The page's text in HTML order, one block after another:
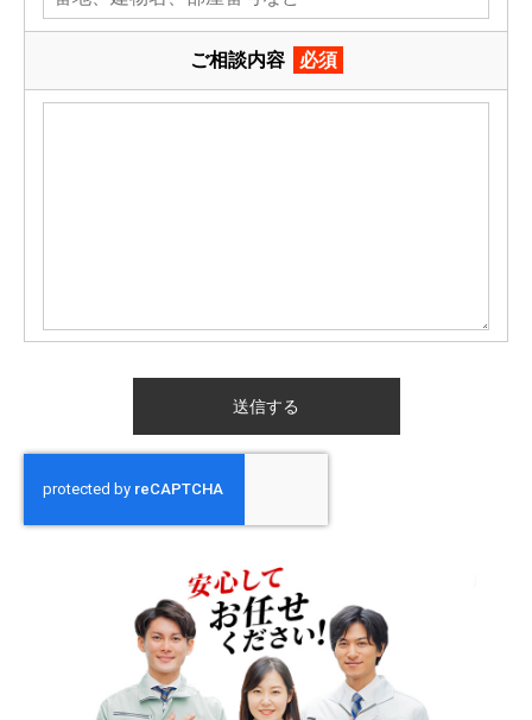
ご相談内容 必須